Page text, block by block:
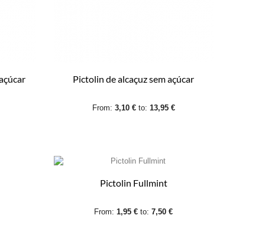
Pictolin de alcaçuz sem açúcar
From: 3,10 € to: 13,95 €
Pictolin Fullmint
From: 1,95 € to: 7,50 €